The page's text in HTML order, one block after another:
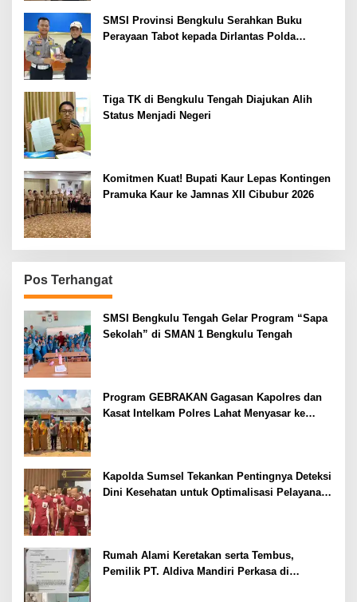
SMSI Provinsi Bengkulu Serahkan Buku
Perayaan Tabot kepada Dirlantas Polda
Tiga TK di Bengkulu Tengah Diajukan Alih
Status Menjadi Negeri
Komitmen Kuat! Bupati Kaur Lepas Kontingen
Pramuka Kaur ke Jamnas XII Cibubur 2026
Pos Terhangat
SMSI Bengkulu Tengah Gelar Program “Sapa
Sekolah” di SMAN 1 Bengkulu Tengah
Program GEBRAKAN Gagasan Kapolres dan
Kasat Intelkam Polres Lahat Menyasar ke
Kapolda Sumsel Tekankan Pentingnya Deteksi
Dini Kesehatan untuk Optimalisasi Pelayanan
Rumah Alami Keretakan serta Tembus,
Pemilik PT. Aldiva Mandiri Perkasa di